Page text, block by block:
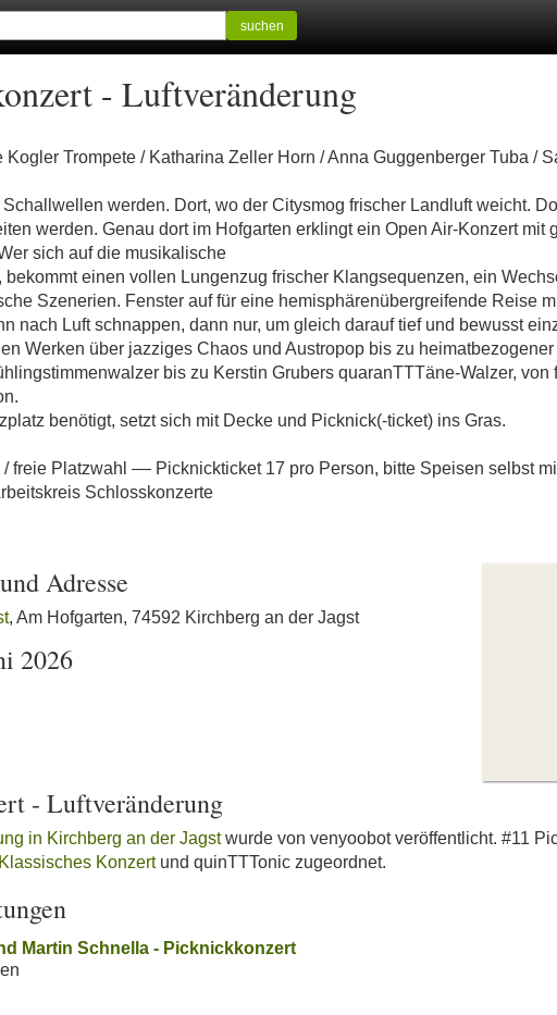
suchen
- Luftveränderung
Kogler Trompete / Katharina Zeller Horn / Anna Guggenberger Tuba /
Schallwellen werden. Dort, wo der Citysmog frischer Landluft weicht.
werden. Genau dort im Hofgarten erklingt ein Open Air-Konzert mit
sich auf die musikalische
bekommt einen vollen Lungenzug frischer Klangsequenzen, ein
Szenerien. Fenster auf für eine hemisphärenübergreifende Reise
nach Luft schnappen, dann nur, um gleich darauf tief und bewusst
Werken über jazziges Chaos und Austropop bis zu
bis zu Kerstin Grubers quaranTTTäne-Walzer,
benötigt, setzt sich mit Decke und Picknick(-ticket) ins Gras.
/ freie Platzwahl –– Picknickticket 17 pro Person, bitte Speisen selbst
Schlosskonzerte
Adresse
, Am Hofgarten, 74592 Kirchberg an der Jagst
2026
- Luftveränderung
in Kirchberg an der Jagstwurde von venyoobot veröffentlicht. #11
Klassisches Konzertund quinTTTonic zugeordnet.
Martin Schnella - Picknickkonzert